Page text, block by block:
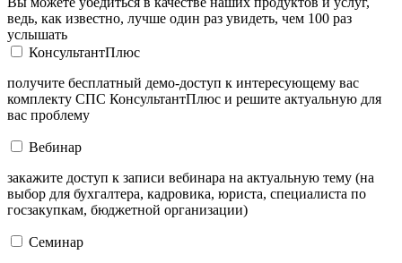
ведь, как известно, лучше один раз увидеть, чем 100 раз
услышать
КонсультантПлюс
получите бесплатный демо-доступ к интересующему вас
комплекту СПС КонсультантПлюс и решите актуальную для
вас проблему
Вебинар
закажите доступ к записи вебинара на актуальную тему (на
выбор для бухгалтера, кадровика, юриста, специалиста по
госзакупкам, бюджетной организации)
Семинар